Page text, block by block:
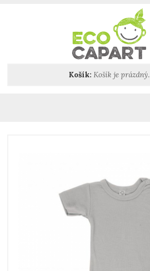
Košík: Košík je prázdný.